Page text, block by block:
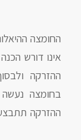
החומצה
אינו דורש
ההזרקה
בחומצה
ההזרקה